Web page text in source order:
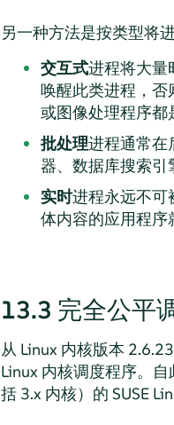
另一种方法是按类型将
交互式进程将大量
唤醒此类进程，
或图像处理程序都
批处理进程通常在
器、数据库搜索引
实时进程永远不可
体内容的应用程序
13.3 完全公平
从 Linux 内核版本
Linux 内核调度程序。
括 3.x 内核）的 SUSE